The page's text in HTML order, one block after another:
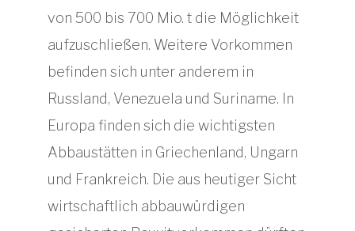
von 500 bis 700 Mio. t die Möglichkeit
aufzuschließen. Weitere Vorkommen
befinden sich unter anderem in
Russland, Venezuela und Suriname. In
Europa finden sich die wichtigsten
Abbaustätten in Griechenland, Ungarn
und Frankreich. Die aus heutiger Sicht
wirtschaftlich abbauwürdigen